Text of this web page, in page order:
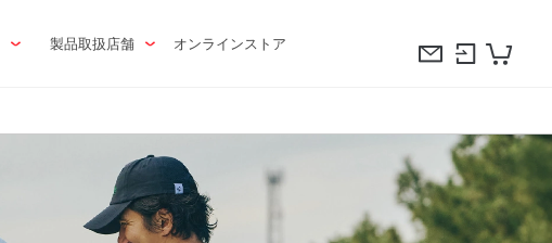
製品取扱店舗 オンラインストア